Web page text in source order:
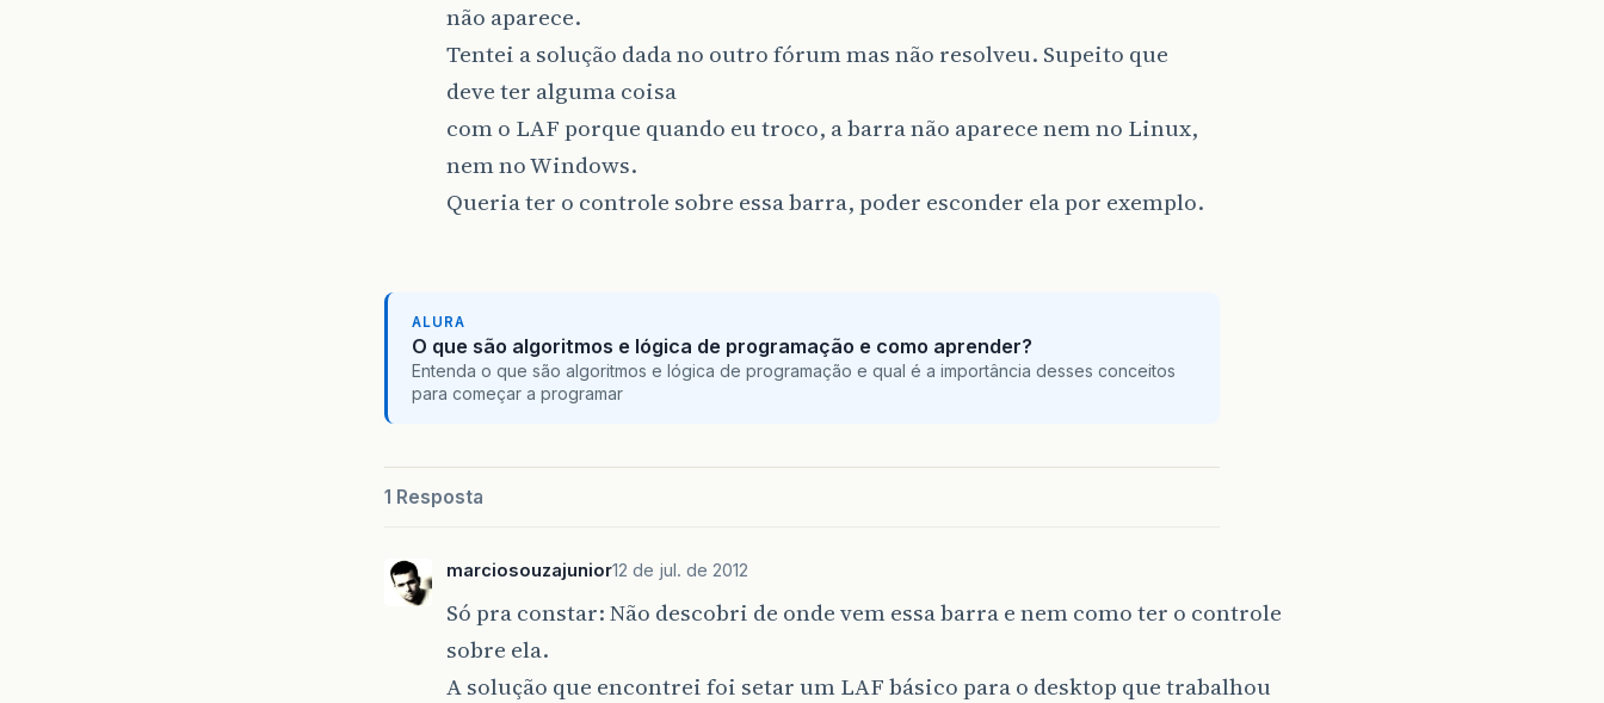
não aparece.
Tentei a solução dada no outro fórum mas não resolveu. Supeito que
deve ter alguma coisa
com o LAF porque quando eu troco, a barra não aparece nem no Linux,
nem no Windows.
Queria ter o controle sobre essa barra, poder esconder ela por exemplo.
ALURA
O que são algoritmos e lógica de programação e como aprender?
Entenda o que são algoritmos e lógica de programação e qual é a importância desses conceitos
para começar a programar
1 Resposta
marciosouzajunior12 de jul. de 2012
Só pra constar: Não descobri de onde vem essa barra e nem como ter o controle
sobre ela.
A solução que encontrei foi setar um LAF básico para o desktop que trabalhou